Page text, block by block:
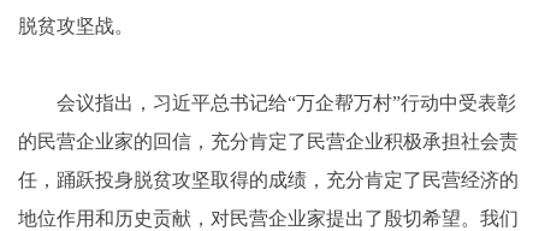
脱贫攻坚战。
会议指出，习近平总书记给“万企帮万村”行动中受表彰
的民营企业家的回信，充分肯定了民营企业积极承担社会责
任，踊跃投身脱贫攻坚取得的成绩，充分肯定了民营经济的
地位作用和历史贡献，对民营企业家提出了殷切希望。我们